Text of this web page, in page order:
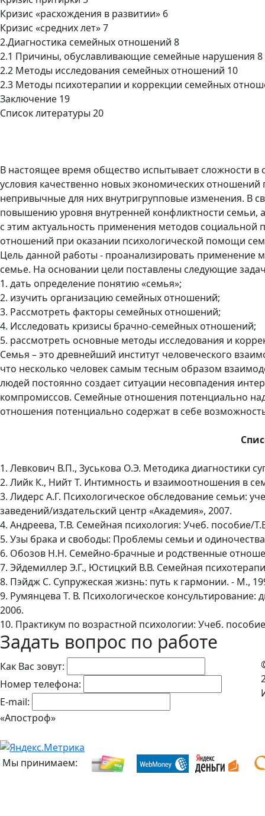
Кризис «расхождения в развитии» 6
Кризис «средних лет» 7
2.Диагностика семейных отношений 8
2.1 Причины, обуславливающие семейные нарушения 8
2.2 Методы исследования семейных отношений 10
2.3 Методы психотерапии и коррекции семейных
Заключение 19
Список литературы 20
В настоящее время общество испытывает сложности
условия качественно новых экономических
непривычные для них внутригрупповые изменения. В
повышению уровня внутренней конфликтности семьи,
с этим актуальность применения методов социальной
отношений при оказании психологической помощи
Цель данной работы - проанализировать применение
семье. На основании цели поставлены следующие
1. дать определение понятию «семья»;
2. изучить организацию семейных отношений;
3. Рассмотреть факторы семейных отношений;
4. Исследовать кризисы брачно-семейных отношений;
5. рассмотреть основные методы исследования и
Семья – это древнейший институт человеческого
что несколько человек самым тесным образом
людей постоянно создает ситуации несовпадения
компромиссов. Семейные отношения потенциально
отношения потенциально содержат в себе
1. Левкович В.П., Зуськова О.Э. Методика диагностики
2. Лийк К., Нийт Т. Интимность и взаимоотношения в
3. Лидерс А.Г. Психологическое обследование семьи:
заведений/издательский центр «Академия», 2007.
4. Андреева, Т.В. Семейная психология: Учеб. пособие/
5. Узы брака и свободы: Проблемы семьи и
6. Обозов Н.Н. Семейно-брачные и родственные
7. Эйдемиллер Э.Г., Юстицкий В.В. Семейная
8. Пэйдж С. Супружеская жизнь: путь к гармонии. - М.,
9. Румянцева Т. В. Психологическое
2006.
10. Практикум по возрастной психологии: Учеб.
Задать вопрос по работе
Как Вас зовут:
Номер телефона:
E-mail:
«Апостроф»
Мы принимаем: